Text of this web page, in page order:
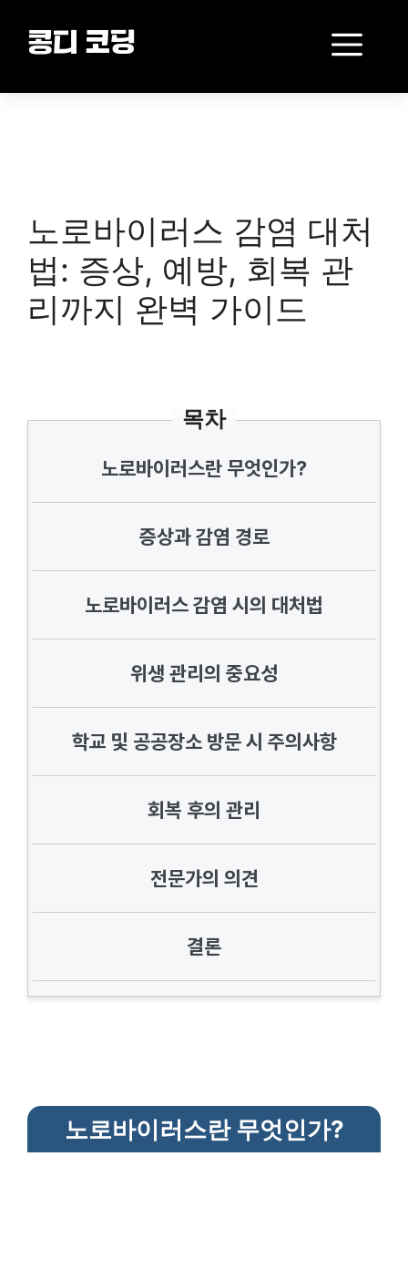
content콩디 코딩
노로바이러스 감염 대처
법: 증상, 예방, 회복 관
리까지 완벽 가이드
목차
노로바이러스란 무엇인가?
증상과 감염 경로
노로바이러스 감염 시의 대처법
위생 관리의 중요성
학교 및 공공장소 방문 시 주의사항
회복 후의 관리
전문가의 의견
결론
노로바이러스란 무엇인가?